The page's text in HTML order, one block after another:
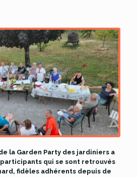
la Garden Party des jardiniers a
qui se sont retrouvés
fidèles adhérents depuis de